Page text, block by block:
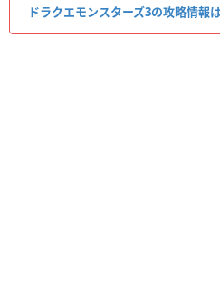
ドラクエモンスターズ3の攻略情報